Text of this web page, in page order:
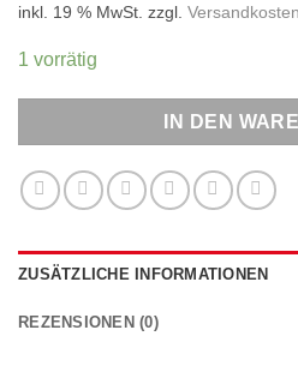
3.999,00 €3.499,00 €.
inkl. 19 % MwSt. zzgl. Versandkosten
1 vorrätig
IN DEN
ZUSÄTZLICHE INFORMATIONEN
REZENSIONEN (0)